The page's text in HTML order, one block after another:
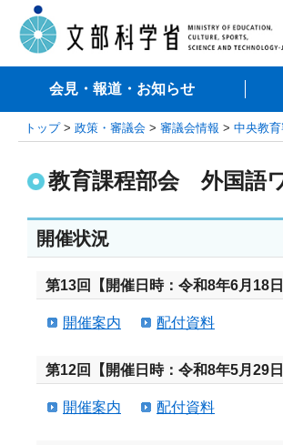
会見・報道・お知らせ
トップ> 政策・審議会 > 審議会情報 > 中央教
教育課程部会 外国語
開催状況
第13回【開催日時：令和8年6月18
開催案内 配付資料
第12回【開催日時：令和8年5月29
開催案内 配付資料